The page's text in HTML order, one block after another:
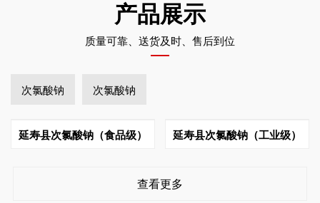
产品展示
质量可靠、送货及时、售后到位
次氯酸钠 次氯酸钠
延寿县次氯酸钠（食品级） 延寿县次氯酸钠（工业级）
查看更多